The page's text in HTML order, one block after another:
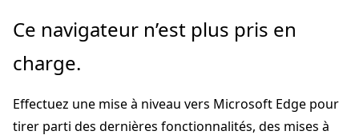
Passer
directement
au
principal
Ce navigateur n’est plus pris en
charge.
Effectuez une mise à niveau vers Microsoft Edge pour
tirer parti des dernières fonctionnalités, des mises à